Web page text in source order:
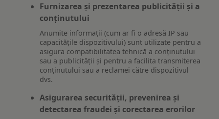
Furnizarea și prezentarea publicității și a
conținutului
Anumite informații (cum ar fi o adresă IP sau
capacitățile dispozitivului) sunt utilizate pentru a
asigura compatibilitatea tehnică a conținutului
sau a publicității și pentru a facilita transmiterea
conținutului sau a reclamei către dispozitivul
dvs.
Asigurarea securității, prevenirea și
detectarea fraudei și corectarea erorilor